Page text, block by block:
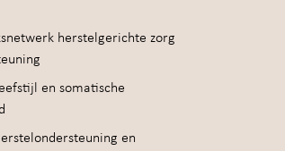
herstelgerichte zorg
en somatische
en